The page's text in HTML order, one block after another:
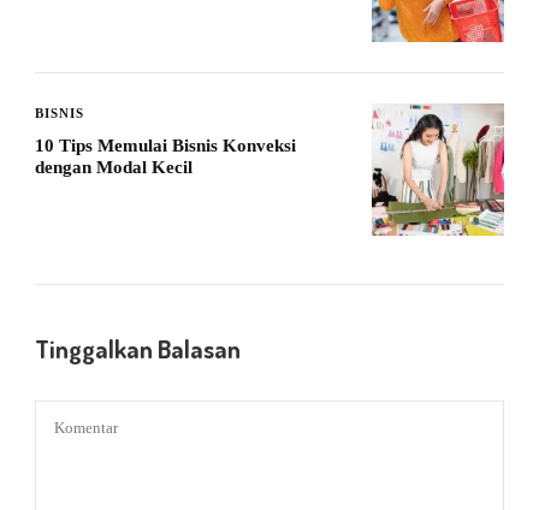
BISNIS
10 Tips Memulai Bisnis Konveksi
dengan Modal Kecil
Tinggalkan Balasan